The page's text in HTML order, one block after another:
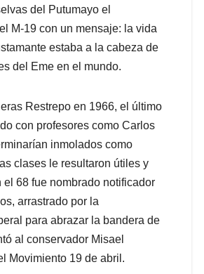
del Putumayo el
M-19 con un mensaje: la vida
estaba a la cabeza de
del Eme en el mundo.
Restrepo en 1966, el último
con profesores como Carlos
inmolados como
clases le resultaron útiles y
68 fue nombrado notificador
arrastrado por la
para abrazar la bandera de
al conservador Misael
Movimiento 19 de abril.